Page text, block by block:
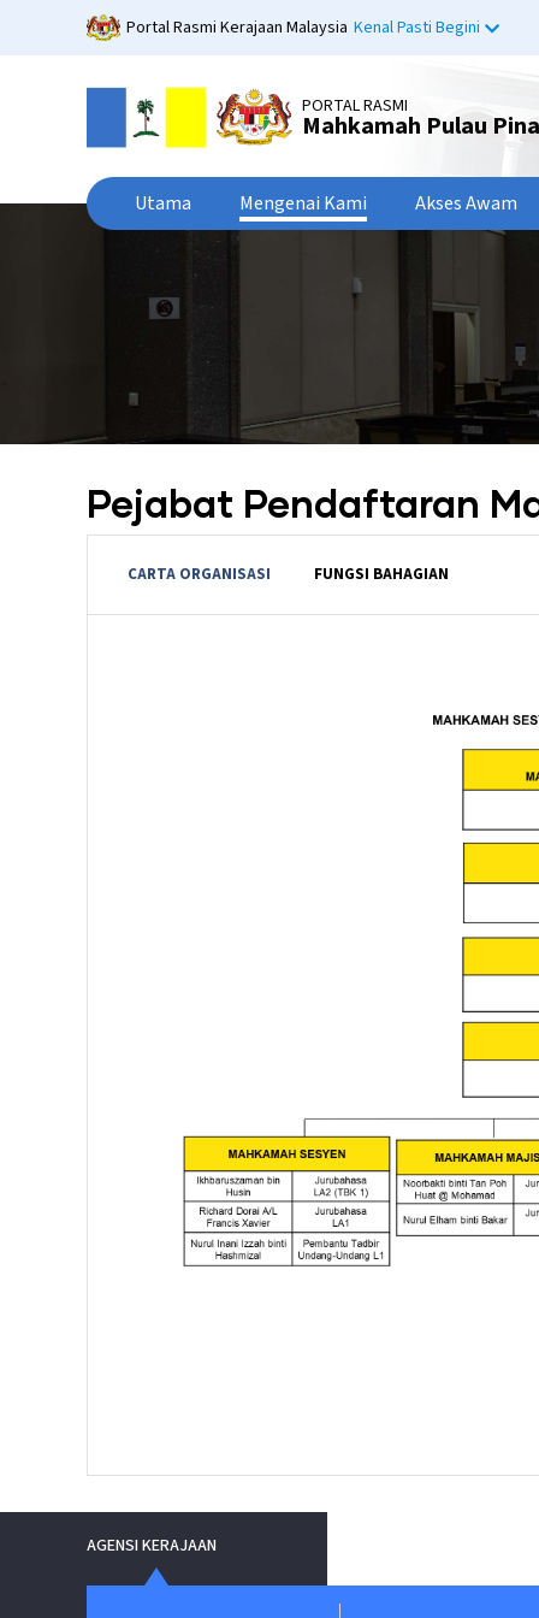
Portal Rasmi Kerajaan Malaysia Kenal Pasti Begini
PORTAL RASMI
Mahkamah Pulau
Utama Mengenai Kami Akses Awam
Pejabat Pendaftaran
CARTA ORGANISASI FUNGSI BAHAGIAN
AGENSI KERAJAAN